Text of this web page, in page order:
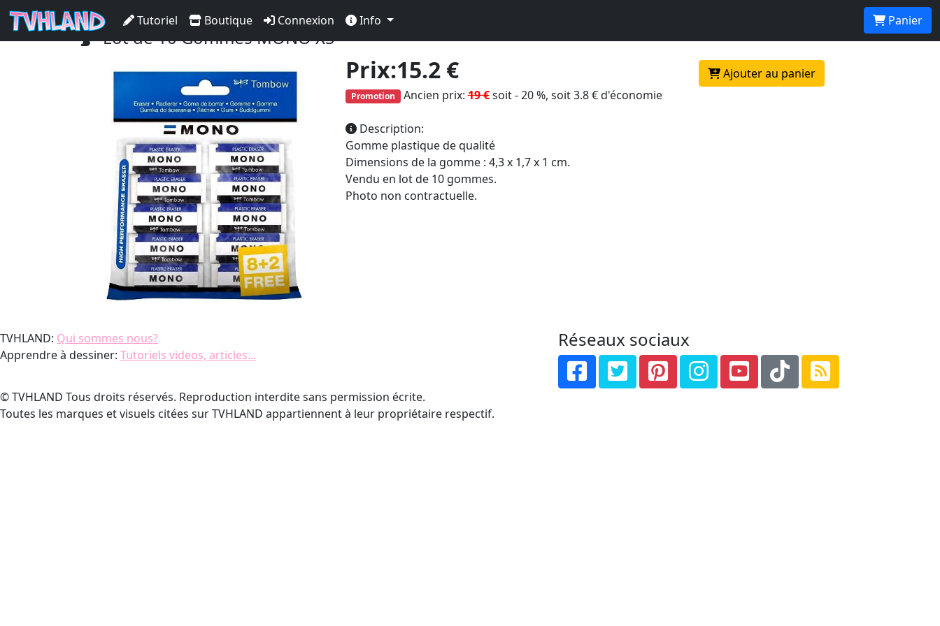
Tutoriel Boutique Connexion Info Panier
Accueil Tvhland
Lot de 10 Gommes MONO XS
Prix:15.2 €
Promotion Ancien prix:19 €soit - 20 %, soit 3.8 € d'économie
Ajouter au panier
Description:
Gomme plastique de qualité
Dimensions de la gomme : 4,3 x 1,7 x 1 cm.
Vendu en lot de 10 gommes.
Photo non contractuelle.
TVHLAND: Qui sommes nous?
Apprendre à dessiner: Tutoriels videos, articles...
Réseaux sociaux
© TVHLAND Tous droits réservés. Reproduction interdite sans permission écrite.
Toutes les marques et visuels citées sur TVHLAND appartiennent à leur propriétaire respectif.